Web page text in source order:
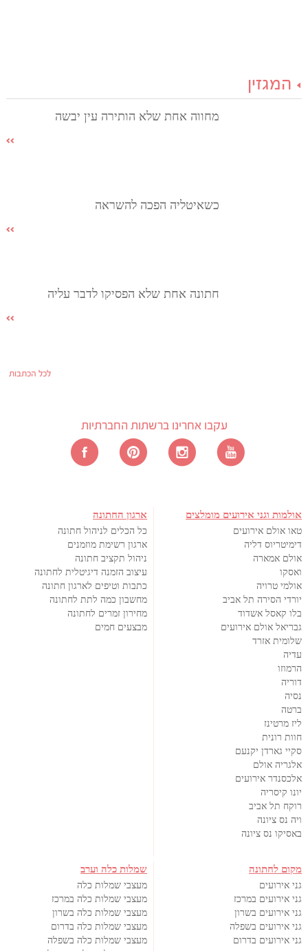
המגזין
מחווה אחת שלא הותירה עין יבשה
כשאיטליה הפכה להשראה
חתונה אחת שלא הפסיקו לדבר עליה
לכל הכתבות
עקבו אחרינו ברשתות החברתיות
אולמות וגני אירועים מומלצים
טאו אולם אירועים
דימיטריוס דליה
אולם אמארה
ואסקו
אולמי טרויה
יורדי הסירה תל אביב
בלו קאסל אשדוד
גבריאל אולם אירועים
שלומית אזרד
עדיה
הרמוזו
דוריה
נסיה
ברטה
ליז מרטינז
חוות רונית
סקיי גארדן יקנעם
אלגריה אולם
אלכסנדר אירועים
יונו קיסריה
רוקח תל אביב
ויה נס ציונה
באסיקו נס ציונה
ארגון החתונה
כל הכלים לניהול חתונה
ארגון רשימת מוזמנים
ניהול תקציב חתונה
עיצוב הזמנה דיגיטלית לחתונה
כתבות וטיפים לארגון חתונה
מחשבון כמה לתת לחתונה
מחירון זמרים לחתונה
מבצעים חמים
מקום לחתונה
גני אירועים
גני אירועים במרכז
גני אירועים בשרון
גני אירועים בשפלה
גני אירועים בדרום
שמלות כלה וערב
מעצבי שמלות כלה
מעצבי שמלות כלה במרכז
מעצבי שמלות כלה בשרון
מעצבי שמלות כלה בדרום
מעצבי שמלות כלה בשפלה